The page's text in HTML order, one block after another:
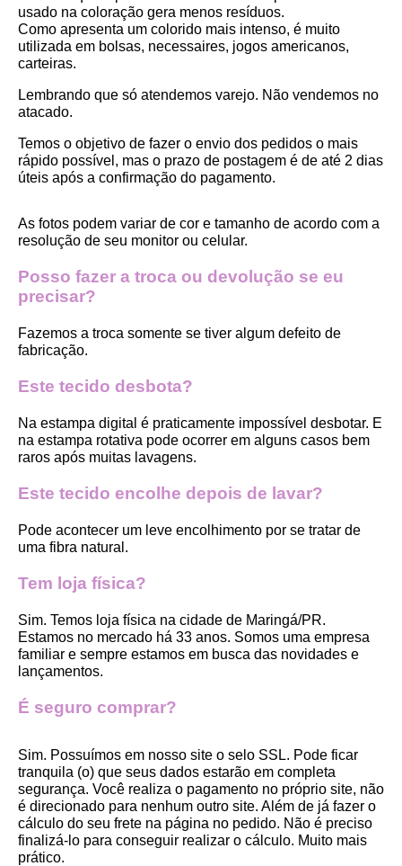
usado na coloração gera menos resíduos.
Como apresenta um colorido mais intenso, é muito
utilizada em bolsas, necessaires, jogos americanos,
carteiras.
Lembrando que só atendemos varejo. Não vendemos no
atacado.
Temos o objetivo de fazer o envio dos pedidos o mais
rápido possível, mas o prazo de postagem é de até 2 dias
úteis após a confirmação do pagamento.
As fotos podem variar de cor e tamanho de acordo com a
resolução de seu monitor ou celular.
Posso fazer a troca ou devolução se eu
precisar?
Fazemos a troca somente se tiver algum defeito de
fabricação.
Este tecido desbota?
Na estampa digital é praticamente impossível desbotar. E
na estampa rotativa pode ocorrer em alguns casos bem
raros após muitas lavagens.
Este tecido encolhe depois de lavar?
Pode acontecer um leve encolhimento por se tratar de
uma fibra natural.
Tem loja física?
Sim. Temos loja física na cidade de Maringá/PR.
Estamos no mercado há 33 anos. Somos uma empresa
familiar e sempre estamos em busca das novidades e
lançamentos.
É seguro comprar?
Sim. Possuímos em nosso site o selo SSL. Pode ficar
tranquila (o) que seus dados estarão em completa
segurança. Você realiza o pagamento no próprio site, não
é direcionado para nenhum outro site. Além de já fazer o
cálculo do seu frete na página no pedido. Não é preciso
finalizá-lo para conseguir realizar o cálculo. Muito mais
prático.